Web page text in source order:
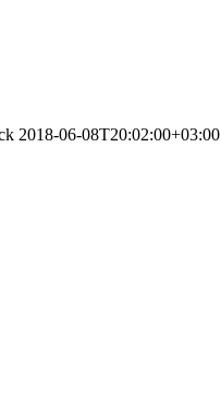
2018-06-08T20:02:00+03:00